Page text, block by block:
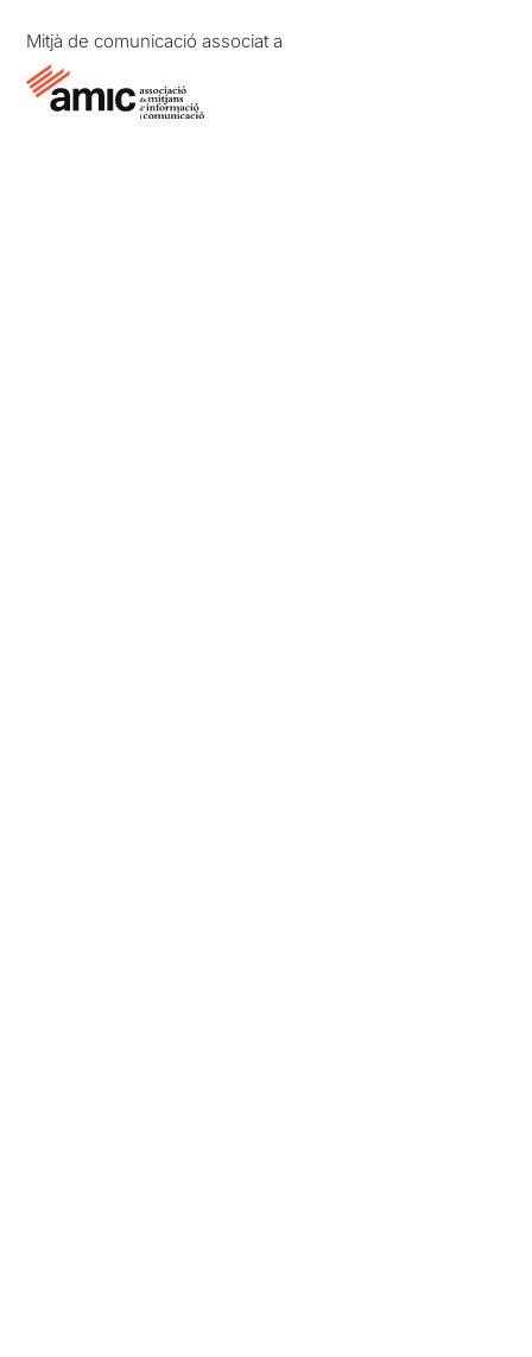
Mitjà de comunicació associat a